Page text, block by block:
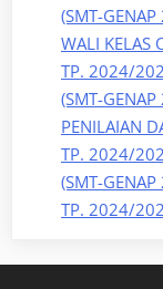
(SMT-GENAP
WALI KELAS
TP. 2024/
(SMT-GENAP
PENILAIAN
TP. 2024/
(SMT-
TP. 2024/